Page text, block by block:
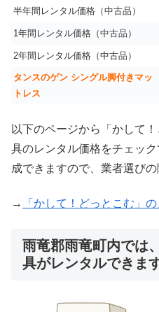
半年間レンタル価格（中古品）
1年間レンタル価格（中古品）
2年間レンタル価格（中古品）
タンスのゲン シングル脚付きマッ
トレス
以下のページから「かして
具のレンタル価格をチェッ
成できますので、業者選びの
→ 「かして！どっとこむ」
雨竜郡雨竜町内では
具がレンタルできま